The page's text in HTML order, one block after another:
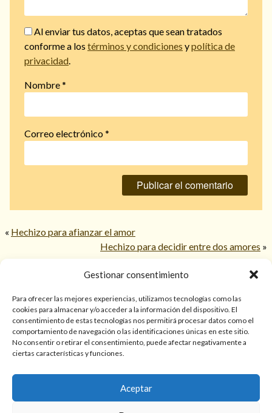
Gestionar consentimiento
Para ofrecer las mejores experiencias, utilizamos tecnologías como las
cookies para almacenar y/o acceder a la información del dispositivo. El
consentimiento de estas tecnologías nos permitirá procesar datos como el
comportamiento de navegación o las identificaciones únicas en este sitio.
No consentir o retirar el consentimiento, puede afectar negativamente a
ciertas características y funciones.
Aceptar
Al enviar tus datos, aceptas que sean tratados
conforme a los términos y condiciones ypolítica de
privacidad
Nombre*
Correo electrónico*
« Hechizo para afianzar el amor
Hechizo para decidir entre dos amores »
Sólo para mayores de 18 años. Las lecturas de cartas, hechizos,
amarres, endulzamientos, videncias y predicciones tienen
finalidad de entretenimiento y/o ayuda personal. Estos
puede variar de una persona a otra.